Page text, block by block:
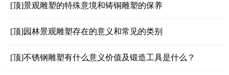
[顶]景观雕塑的特殊意境和铸铜雕塑的保养
[顶]园林景观雕塑存在的意义和常见的类别
[顶]不锈钢雕塑有什么意义价值及锻造工具是什么？